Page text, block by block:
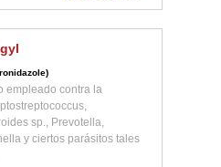
empleado contra la
sp., Prevotella,
y ciertos parásitos tales